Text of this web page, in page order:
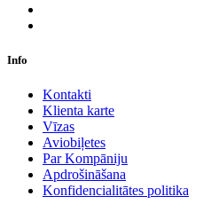
Info
Kontakti
Klienta karte
Vīzas
Aviobiļetes
Par Kompāniju
Apdrošināšana
Konfidencialitātes politika